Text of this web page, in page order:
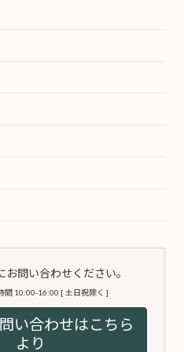
お問い合わせください。
間 10:00-16:00 [ 土日祝除く ]
い合わせはこちら
より